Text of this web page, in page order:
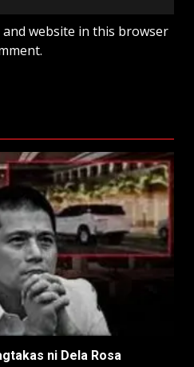
and website in this browser
ni Dela Rosa